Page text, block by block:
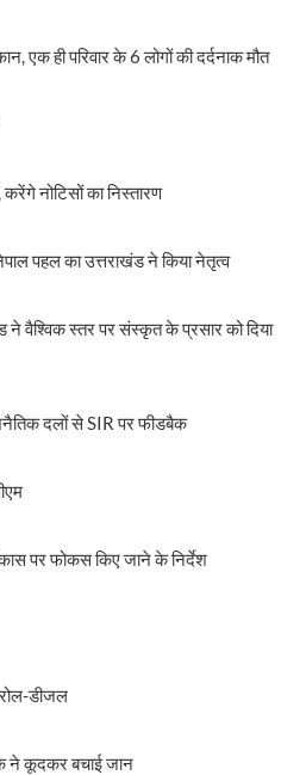
एक ही परिवार के 6 लोगों की दर्दनाक मौत
नोटिसों का निस्तारण
पहल का उत्तराखंड ने किया नेतृत्व
ने वैश्विक स्तर पर संस्कृत के प्रसार को दिया
दलों से SIR पर फीडबैक
पर फोकस किए जाने के निर्देश
डीजल
ने कूदकर बचाई जान